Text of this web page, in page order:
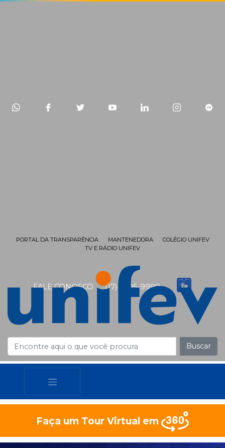
FALE CONOSCO (17) 3405-9999
PORTAL DA TRANSPARÊNCIA MANTENEDORA
COLÉGIO UNIFEV
TV E RÁDIO UNIFEV
Buscar
Faça um Tour Virtual em